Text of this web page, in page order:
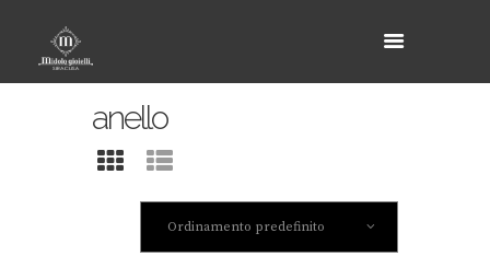
anello